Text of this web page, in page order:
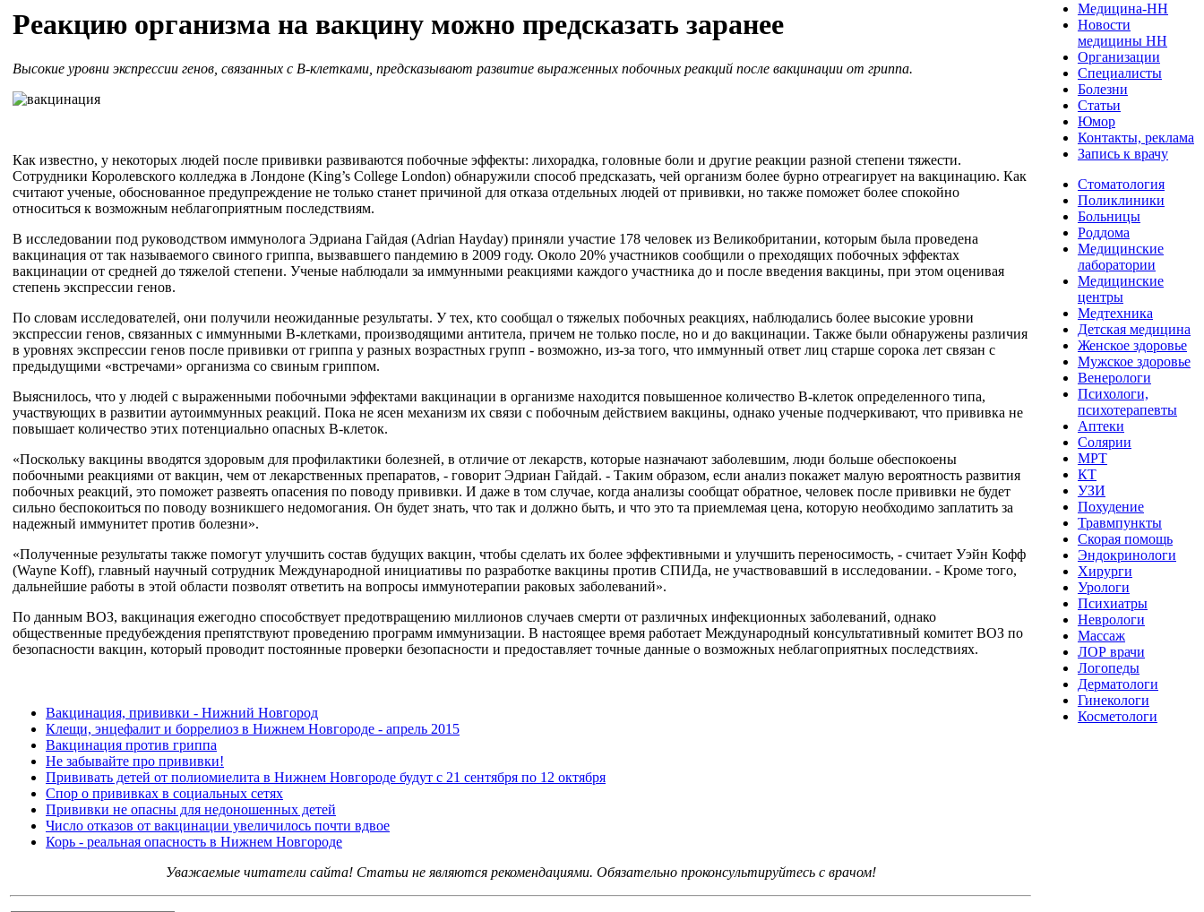
Реакцию организма на вакцину можно предсказать заранее
Высокие уровни экспрессии генов, связанных с В-клетками, предсказывают развитие выраженных побочных реакций после вакцинации от гриппа.
Как известно, у некоторых людей после прививки развиваются побочные эффекты: лихорадка, головные боли и другие реакции разной степени тяжести.
Сотрудники Королевского колледжа в Лондоне (King’s College London) обнаружили способ предсказать, чей организм более бурно отреагирует на вакцинацию. Как
считают ученые, обоснованное предупреждение не только станет причиной для отказа отдельных людей от прививки, но также поможет более спокойно
относиться к возможным неблагоприятным последствиям.
В исследовании под руководством иммунолога Эдриана Гайдая (Adrian Hayday) приняли участие 178 человек из Великобритании, которым была проведена
вакцинация от так называемого свиного гриппа, вызвавшего пандемию в 2009 году. Около 20% участников сообщили о преходящих побочных эффектах
вакцинации от средней до тяжелой степени. Ученые наблюдали за иммунными реакциями каждого участника до и после введения вакцины, при этом оценивая
степень экспрессии генов.
По словам исследователей, они получили неожиданные результаты. У тех, кто сообщал о тяжелых побочных реакциях, наблюдались более высокие уровни
экспрессии генов, связанных с иммунными В-клетками, производящими антитела, причем не только после, но и до вакцинации. Также были обнаружены различия
в уровнях экспрессии генов после прививки от гриппа у разных возрастных групп - возможно, из-за того, что иммунный ответ лиц старше сорока лет связан с
предыдущими «встречами» организма со свиным гриппом.
Выяснилось, что у людей с выраженными побочными эффектами вакцинации в организме находится повышенное количество В-клеток определенного типа,
участвующих в развитии аутоиммунных реакций. Пока не ясен механизм их связи с побочным действием вакцины, однако ученые подчеркивают, что прививка не
повышает количество этих потенциально опасных B-клеток.
«Поскольку вакцины вводятся здоровым для профилактики болезней, в отличие от лекарств, которые назначают заболевшим, люди больше обеспокоены
побочными реакциями от вакцин, чем от лекарственных препаратов, - говорит Эдриан Гайдай. - Таким образом, если анализ покажет малую вероятность развития
побочных реакций, это поможет развеять опасения по поводу прививки. И даже в том случае, когда анализы сообщат обратное, человек после прививки не будет
сильно беспокоиться по поводу возникшего недомогания. Он будет знать, что так и должно быть, и что это та приемлемая цена, которую необходимо заплатить за
надежный иммунитет против болезни».
«Полученные результаты также помогут улучшить состав будущих вакцин, чтобы сделать их более эффективными и улучшить переносимость, - считает Уэйн Кофф
(Wayne Koff), главный научный сотрудник Международной инициативы по разработке вакцины против СПИДа, не участвовавший в исследовании. - Кроме того,
дальнейшие работы в этой области позволят ответить на вопросы иммунотерапии раковых заболеваний».
По данным ВОЗ, вакцинация ежегодно способствует предотвращению миллионов случаев смерти от различных инфекционных заболеваний, однако
общественные предубеждения препятствуют проведению программ иммунизации. В настоящее время работает Международный консультативный комитет ВОЗ по
безопасности вакцин, который проводит постоянные проверки безопасности и предоставляет точные данные о возможных неблагоприятных последствиях.
Вакцинация, прививки - Нижний Новгород
Клещи, энцефалит и боррелиоз в Нижнем Новгороде - апрель 2015
Вакцинация против гриппа
Не забывайте про прививки!
Прививать детей от полиомиелита в Нижнем Новгороде будут с 21 сентября по 12 октября
Спор о прививках в социальных сетях
Прививки не опасны для недоношенных детей
Число отказов от вакцинации увеличилось почти вдвое
Корь - реальная опасность в Нижнем Новгороде
Уважаемые читатели сайта! Статьи не являются рекомендациями. Обязательно проконсультируйтесь с врачом!
Медицина-НН
Новости
медицины НН
Организации
Специалисты
Болезни
Статьи
Юмор
Контакты, реклама
Запись к врачу
Стоматология
Поликлиники
Больницы
Роддома
Медицинские
лаборатории
Медицинские
центры
Медтехника
Детская медицина
Женское здоровье
Мужское здоровье
Венерологи
Психологи,
психотерапевты
Аптеки
Солярии
МРТ
КТ
УЗИ
Похудение
Травмпункты
Скорая помощь
Эндокринологи
Хирурги
Урологи
Психиатры
Неврологи
Массаж
ЛОР врачи
Логопеды
Дерматологи
Гинекологи
Косметологи